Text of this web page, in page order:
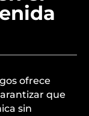
ofrece
que
sin